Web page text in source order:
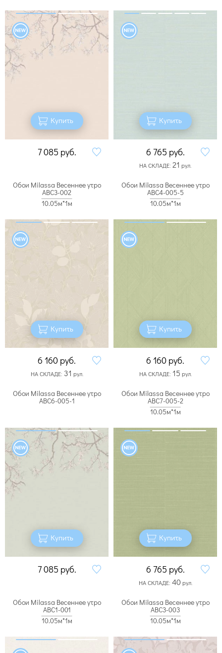
Купить
7 085 руб.
Купить
6 765 руб.
НА СКЛАДЕ: 21 рул.
Обои Milassa Весеннее утро
ABC3-002
10.05м*1м
Купить
6 160 руб.
НА СКЛАДЕ: 31 рул.
Обои Milassa Весеннее утро
ABC4-005-5
10.05м*1м
Купить
6 160 руб.
НА СКЛАДЕ: 15 рул.
Обои Milassa Весеннее утро
ABC6-005-1
Купить
7 085 руб.
Обои Milassa Весеннее утро
ABC7-005-2
10.05м*1м
Купить
6 765 руб.
НА СКЛАДЕ: 40рул.
Обои Milassa Весеннее утро
ABC1-001
10.05м*1м
Обои Milassa Весеннее утро
ABC3-003
10.05м*1м